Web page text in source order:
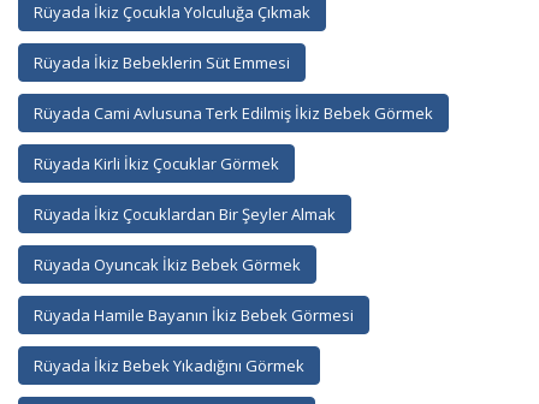
Rüyada İkiz Çocukla Yolculuğa Çıkmak
Rüyada İkiz Bebeklerin Süt Emmesi
Rüyada Cami Avlusuna Terk Edilmiş İkiz Bebek Görmek
Rüyada Kirli İkiz Çocuklar Görmek
Rüyada İkiz Çocuklardan Bir Şeyler Almak
Rüyada Oyuncak İkiz Bebek Görmek
Rüyada Hamile Bayanın İkiz Bebek Görmesi
Rüyada İkiz Bebek Yıkadığını Görmek